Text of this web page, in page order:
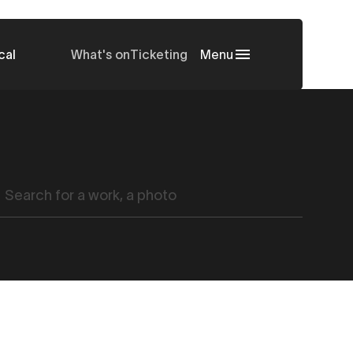
What's onTicketing Menu